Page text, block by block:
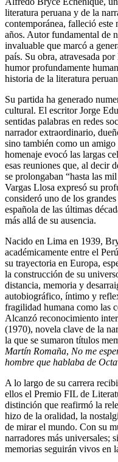
literatura peruana y de la
contemporánea, falleció este
años. Autor fundamental de
invaluable que marcó a
país. Su obra, atravesada
humor profundamente
historia de la literatura
Su partida ha generado
cultural. El escritor Jorge
sentidas palabras en redes
narrador extraordinario,
sino también como un
homenaje evocó las largas
esas reuniones que, al decir
se prolongaban “hasta las
Vargas Llosa expresó su
consideró uno de los
española de las últimas
más allá de su ausencia.
Nacido en Lima en 1939,
académicamente entre el
su trayectoria en Europa,
la construcción de su
distancia, memoria y
autobiográfico, íntimo y
fragilidad humana como las
Alcanzó reconocimiento
(1970), novela clave de la
la que se sumaron títulos
Martín Romaña, No me
hombre que hablaba de
A lo largo de su carrera
ellos el Premio FIL de
distinción que reafirmó la
hizo de la oralidad, la
de mirar el mundo. Con su
narradores más universales;
memorias seguirán vivos en